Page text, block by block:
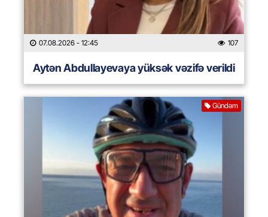
07.08.2026 - 12:45 107
Aytən Abdullayevaya yüksək vəzifə verildi
Gündəm